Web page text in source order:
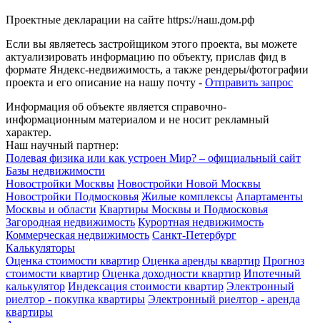
Проектные декларации на сайте https://наш.дом.рф
Если вы являетесь застройщиком этого проекта, вы можете
актуализировать информацию по объекту, прислав фид в
формате Яндекс-недвижимость, а также рендеры/фотографии
проекта и его описание на нашу почту - Отправить запрос
Информация об объекте является справочно-
информационным материалом и не носит рекламный
характер.
Наш научный партнер:
Полевая физика или как устроен Мир? – официальный сайт
Базы недвижимости
Новостройки Москвы Новостройки Новой Москвы
Новостройки Подмосковья Жилые комплексы Апартаменты
Москвы и области Квартиры Москвы и Подмосковья
Загородная недвижимость Курортная недвижимость
Коммерческая недвижимость Санкт-Петербург
Калькуляторы
Оценка стоимости квартир Оценка аренды квартир Прогноз
стоимости квартир Оценка доходности квартир Ипотечный
калькулятор Индексация стоимости квартир Электронный
риелтор - покупка квартиры Электронный риелтор - аренда
квартиры